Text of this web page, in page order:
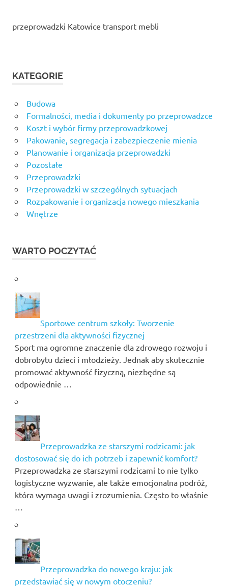
przeprowadzki Katowice transport mebli
KATEGORIE
Budowa
Formalności, media i dokumenty po przeprowadzce
Koszt i wybór firmy przeprowadzkowej
Pakowanie, segregacja i zabezpieczenie mienia
Planowanie i organizacja przeprowadzki
Pozostałe
Przeprowadzki
Przeprowadzki w szczególnych sytuacjach
Rozpakowanie i organizacja nowego mieszkania
Wnętrze
WARTO POCZYTAĆ
Sportowe centrum szkoły: Tworzenie
przestrzeni dla aktywności fizycznej
Sport ma ogromne znaczenie dla zdrowego rozwoju i
dobrobytu dzieci i młodzieży. Jednak aby skutecznie
promować aktywność fizyczną, niezbędne są
odpowiednie …
Przeprowadzka ze starszymi rodzicami: jak
dostosować się do ich potrzeb i zapewnić komfort?
Przeprowadzka ze starszymi rodzicami to nie tylko
logistyczne wyzwanie, ale także emocjonalna podróż,
która wymaga uwagi i zrozumienia. Często to właśnie
…
Przeprowadzka do nowego kraju: jak
przedstawiać się w nowym otoczeniu?